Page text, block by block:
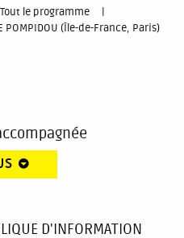
Tout le programme
(Île-de-France, Paris)
D'INFORMATION